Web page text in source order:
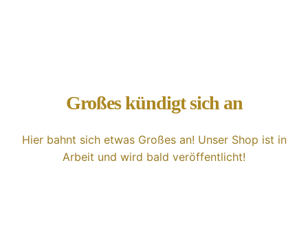
Weiterentwicklungen
Unsere Vision
Großes kündigt sich an
Hier bahnt sich etwas Großes an! Unser Shop ist in
Arbeit und wird bald veröffentlicht!